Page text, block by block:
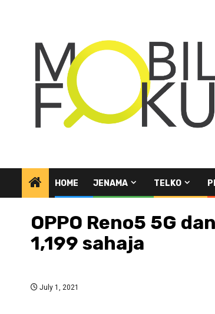
HOME JENAMA TELKO
OPPO Reno5 5G
1,199 sahaja
July 1, 2021